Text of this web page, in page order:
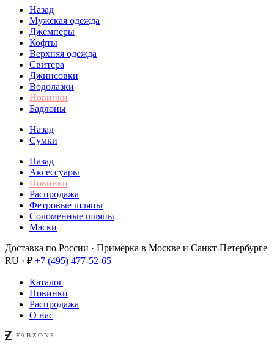
Назад
Мужская одежда
Джемперы
Кофты
Верхняя одежда
Свитера
Джинсовки
Водолазки
Новинки
Бадлоны
Назад
Сумки
Назад
Аксессуары
Новинки
Распродажа
Фетровые шляпы
Соломенные шляпы
Маски
Доставка по России · Примерка в Москве и Санкт-Петербурге
RU · ₽ +7 (495) 477-52-65
Каталог
Новинки
Распродажа
О нас